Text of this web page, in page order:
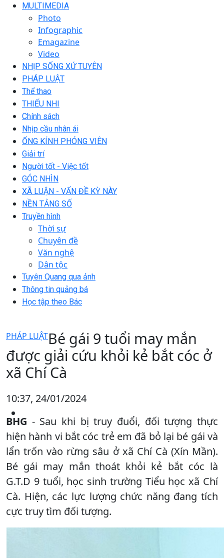
MULTIMEDIA
Photo
Infographic
Emagazine
Video
NHỊP SỐNG XỨ TUYÊN
PHÁP LUẬT
Thể thao
THIẾU NHI
Chính sách
Nhịp cầu nhân ái
ỐNG KÍNH PHÓNG VIÊN
Giải trí
Người tốt - Việc tốt
GÓC NHÌN
XÃ LUẬN - VẤN ĐỀ KỲ NÀY
NỀN TẢNG SỐ
Truyền hình
Thời sự
Chuyên đề
Văn nghệ
Dân tộc
Tuyên Quang qua ảnh
Thông tin quảng bá
Học tập theo Bác
PHÁP LUẬTBé gái 9 tuổi may mắn
được giải cứu khỏi kẻ bắt cóc ở
xã Chí Cà
10:37, 24/01/2024
BHG - Sau khi bị truy đuổi, đối tượng thực
hiện hành vi bắt cóc trẻ em đã bỏ lại bé gái và
lẩn trốn vào rừng sâu ở xã Chí Cà (Xín Mần).
Bé gái may mắn thoát khỏi kẻ bắt cóc là
G.T.D 9 tuổi, học sinh trường Tiểu học xã Chí
Cà. Hiện, các lực lượng chức năng đang tích
cực truy tìm đối tượng.